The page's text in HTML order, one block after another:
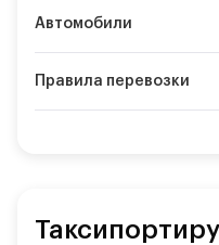
Автомобили
Правила перевозки